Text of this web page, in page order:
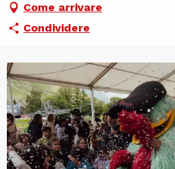
Come arrivare
Condividere